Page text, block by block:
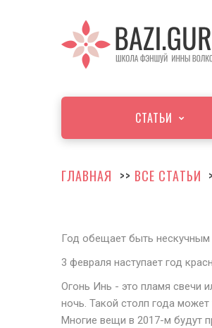
СТАТЬИ
ГЛАВНАЯ >> ВСЕ СТАТЬИ
Год обещает быть
3 февраля наступает год
Огонь Инь - это пламя свечи
ночь. Такой столп года
Многие вещи в 2017-м будут